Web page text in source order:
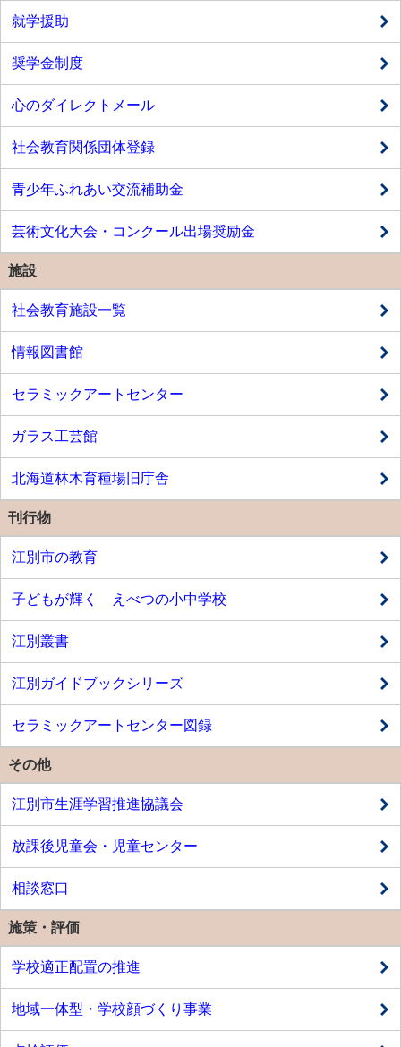
就学援助
奨学金制度
心のダイレクトメール
社会教育関係団体登録
青少年ふれあい交流補助金
芸術文化大会・コンクール出場奨励金
施設
社会教育施設一覧
情報図書館
セラミックアートセンター
ガラス工芸館
北海道林木育種場旧庁舎
刊行物
江別市の教育
子どもが輝く えべつの小中学校
江別叢書
江別ガイドブックシリーズ
セラミックアートセンター図録
その他
江別市生涯学習推進協議会
放課後児童会・児童センター
相談窓口
施策・評価
学校適正配置の推進
地域一体型・学校顔づくり事業